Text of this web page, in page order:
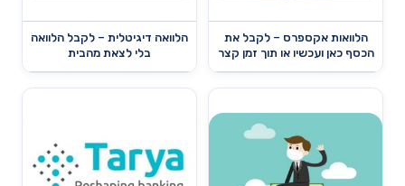
הלוואות אקספרס – לקבל את
הכסף כאן ועכשיו או תוך זמן קצר
הלוואה דיגיטלית – לקבל הלוואה
בלי לצאת מהבית